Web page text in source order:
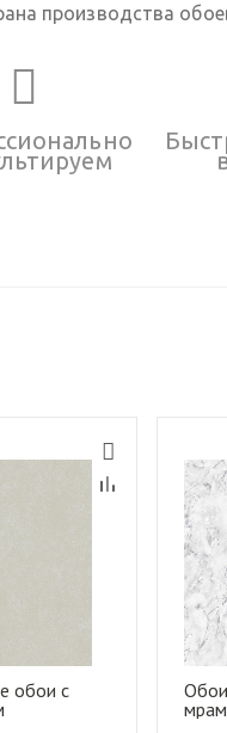
производства
обои с